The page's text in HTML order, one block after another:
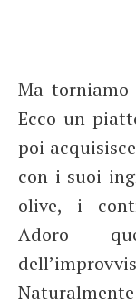
Ma
Ecco un
poi
con i suoi
olive, i
Adoro